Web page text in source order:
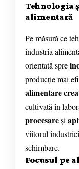
Tehnologia
alimentară
Pe măsură ce
industria
orientată spre
producție mai
alimentare
cultivată în
procesareși
viitorul
schimbare.
Focusul pe